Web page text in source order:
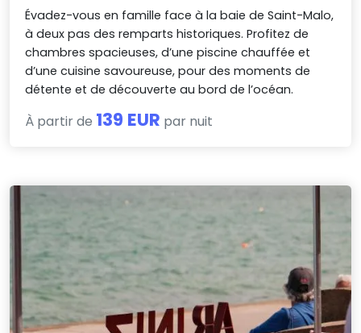
Évadez-vous en famille face à la baie de Saint-Malo,
à deux pas des remparts historiques. Profitez de
chambres spacieuses, d’une piscine chauffée et
d’une cuisine savoureuse, pour des moments de
détente et de découverte au bord de l’océan.
À partir de 139 EUR par nuit